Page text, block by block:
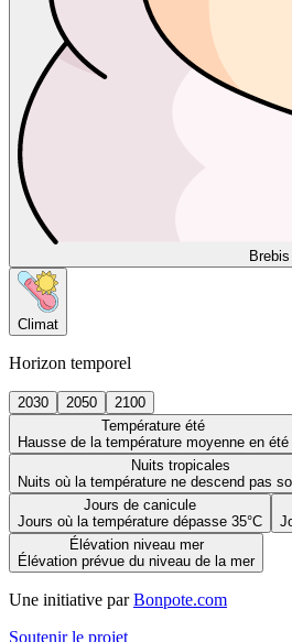
Climat
Horizon temporel
2030 2050
2100
Température été
Hausse de la température moyenne en été
Nuits tropicales
Nuits où la température ne descend pas
Jours de canicule
Jours où la température dépasse 35°C
Élévation niveau mer
Élévation prévue du niveau de la mer
Une initiative par Bonpote.com
Soutenir le projet